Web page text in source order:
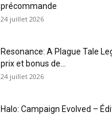
précommande
24 juillet 2026
Resonance: A Plague Tale
prix et bonus de...
24 juillet 2026
Halo: Campaign Evolved –